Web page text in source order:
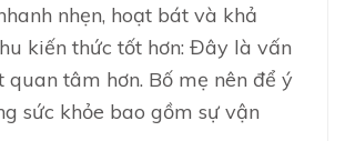
nhẹn, hoạt bát và khả
kiến thức tốt hơn: Đây là vấn
quan tâm hơn. Bố mẹ nên để ý
sức khỏe bao gồm sự vận